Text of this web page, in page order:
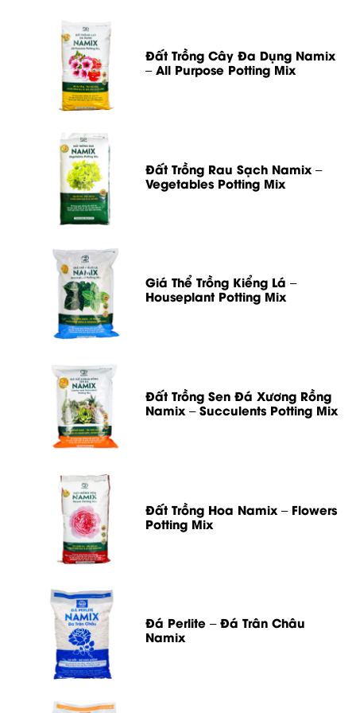
Đất Trồng Cây Đa Dụng Namix
– All Purpose Potting Mix
Đất Trồng Rau Sạch Namix –
Vegetables Potting Mix
Giá Thể Trồng Kiểng Lá –
Houseplant Potting Mix
Đất Trồng Sen Đá Xương Rồng
Namix – Succulents Potting Mix
Đất Trồng Hoa Namix – Flowers
Potting Mix
Đá Perlite – Đá Trân Châu
Namix